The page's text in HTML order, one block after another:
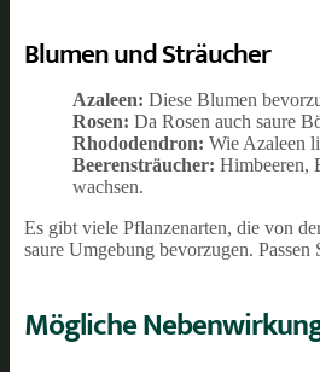
Blumen und Sträucher
Azaleen: Diese Blumen
Rosen: Da Rosen auch saure
Rhododendron: Wie Azaleen
Beerensträucher: Himbeeren,
wachsen.
Es gibt viele Pflanzenarten, die von
saure Umgebung bevorzugen.
Mögliche